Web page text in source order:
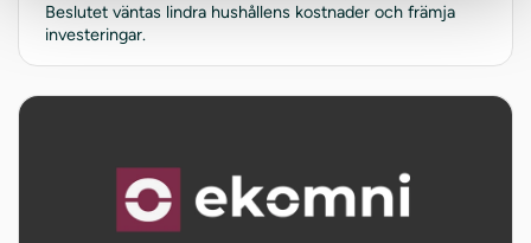
Beslutet väntas lindra hushållens kostnader och främja
investeringar.